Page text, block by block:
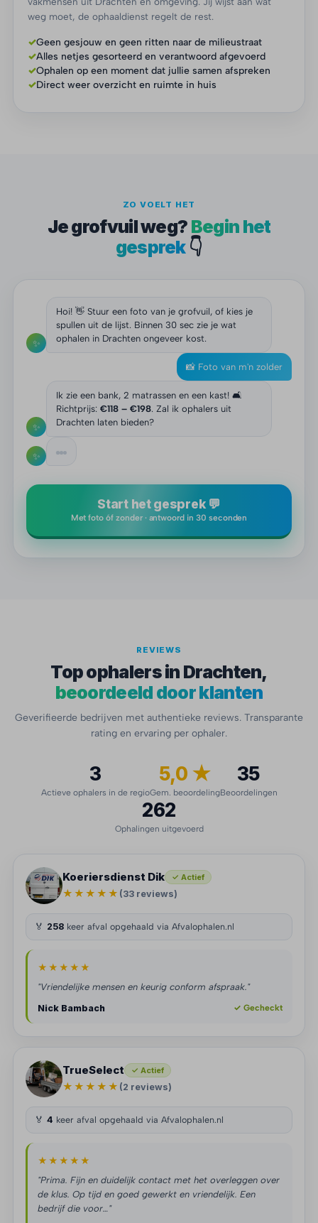
weg moet, de ophaaldienst regelt de rest.
✓Geen gesjouw en geen ritten naar de milieustraat
✓Alles netjes gesorteerd en verantwoord afgevoerd
✓Ophalen op een moment dat jullie samen afspreken
✓Direct weer overzicht en ruimte in huis
ZO VOELT HET
Je grofvuil weg? Begin het
gesprek👇
✨
Hoi! 👋 Stuur een foto van je grofvuil, of kies je
spullen uit de lijst. Binnen 30 sec zie je wat
ophalen in Drachten ongeveer kost.
📸 Foto van m'n zolder
✨
Ik zie een bank, 2 matrassen en een kast! 🛋️
Richtprijs: €118 – €198. Zal ik ophalers uit
Drachten laten bieden?
✨
Start het gesprek 💬
Met foto óf zonder · antwoord in 30 seconden
REVIEWS
Top ophalers in Drachten,
beoordeeld door klanten
Geverifieerde bedrijven met authentieke reviews. Transparante
rating en ervaring per ophaler.
3
Actieve ophalers in de regio
5,0 ★
Gem. beoordeling
35
Beoordelingen
262
Ophalingen uitgevoerd
Koeriersdienst Dik ✓ Actief
★★★★★ (33 reviews)
🏅 258 keer afval opgehaald via Afvalophalen.nl
★★★★★
"Vriendelijke mensen en keurig conform afspraak."
Nick Bambach
✓ Gecheckt
TrueSelect ✓ Actief
★★★★★ (2 reviews)
🏅 4 keer afval opgehaald via Afvalophalen.nl
★★★★★
"Prima. Fijn en duidelijk contact met het overleggen over
de klus. Op tijd en goed gewerkt en vriendelijk. Een
bedrijf die voor…"